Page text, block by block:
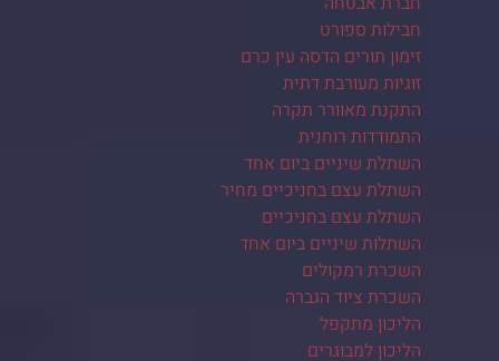
חבילות ספורט
זימון תורים הדסה עין כרם
זוגיות מעורבת דתית
התקנת מאוורר תקרה
התמודדות רוחנית
השתלת שיניים ביום אחד
השתלת עצם בחניכיים מחיר
השתלת עצם בחניכיים
השתלות שיניים ביום אחד
השכרת רמקולים
השכרת ציוד הגברה
הליכון מתקפל
הליכון למבוגרים